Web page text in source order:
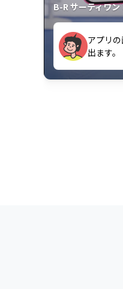
B-R サーティワ
アプリ
出ます。
クラス
が楽し